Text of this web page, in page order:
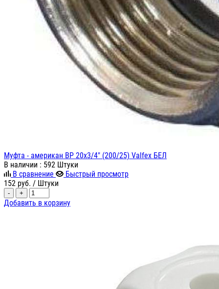
Муфта - американ ВР 20х3/4" (200/25) Valfex БЕЛ
В наличии : 592 Штуки
В сравнение
Быстрый просмотр
152 руб. / Штуки
- +
Добавить в корзину